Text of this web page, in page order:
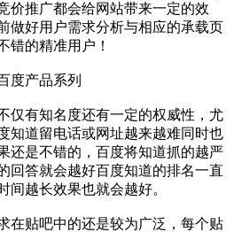
价推广都会给网站带来一定的效
做好用户需求分析与相应的承载页
错的精准用户！
度产品系列
仅有知名度还有一定的权威性，尤
知道留电话或网址越来越难同时也
还是不错的，百度将知道抓的越严
回答就会越好百度知道的排名一直
间越长效果也就会越好。
在贴吧中的还是较为广泛，每个贴